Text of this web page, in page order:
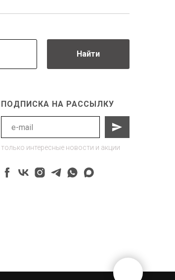
Найти
ПОДПИСКА НА РАССЫЛКУ
только интересные новости и акции